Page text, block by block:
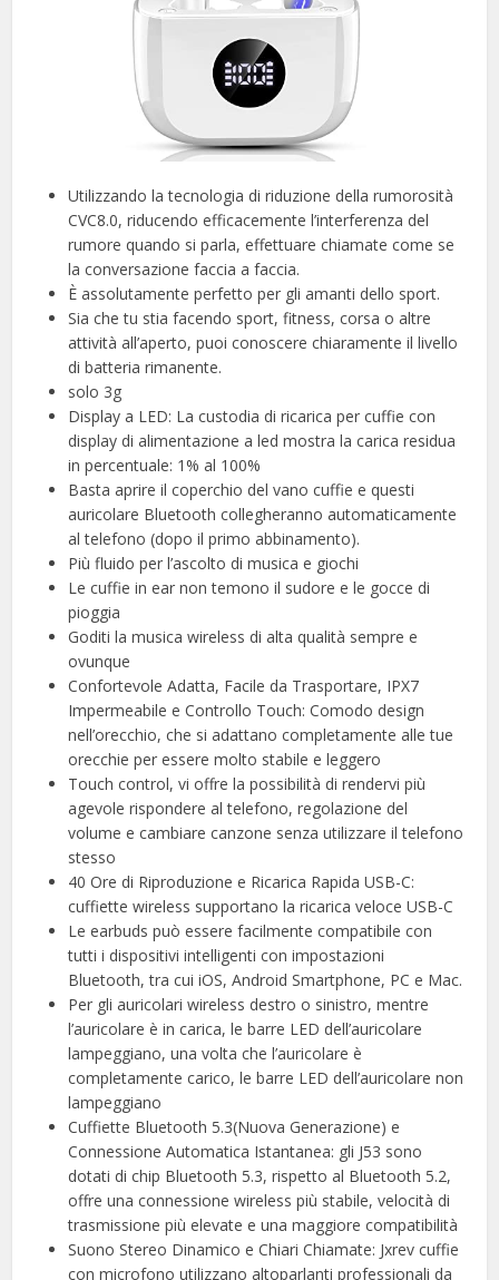
Utilizzando la tecnologia di riduzione della rumorosità
CVC8.0, riducendo efficacemente l’interferenza del
rumore quando si parla, effettuare chiamate come se
la conversazione faccia a faccia.
È assolutamente perfetto per gli amanti dello sport.
Sia che tu stia facendo sport, fitness, corsa o altre
attività all’aperto, puoi conoscere chiaramente il livello
di batteria rimanente.
solo 3g
Display a LED: La custodia di ricarica per cuffie con
display di alimentazione a led mostra la carica residua
in percentuale: 1% al 100%
Basta aprire il coperchio del vano cuffie e questi
auricolare Bluetooth ​collegheranno automaticamente
al telefono (dopo il primo abbinamento).
Più fluido per l’ascolto di musica e giochi
Le cuffie in ear non temono il sudore e le gocce di
pioggia
Goditi la musica wireless di alta qualità sempre e
ovunque
Confortevole Adatta, Facile da Trasportare, IPX7
Impermeabile e Controllo Touch: Comodo design
nell’orecchio, che si adattano completamente alle tue
orecchie per essere molto stabile e leggero
Touch control, vi offre la possibilità di rendervi più
agevole rispondere al telefono, regolazione del
volume e cambiare canzone senza utilizzare il telefono
stesso
40 Ore di Riproduzione e Ricarica Rapida USB-C:
cuffiette wireless supportano la ricarica veloce USB-C
Le earbuds può essere facilmente compatibile con
tutti i dispositivi intelligenti con impostazioni
Bluetooth, tra cui iOS, Android Smartphone, PC e Mac.
Per gli auricolari wireless destro o sinistro, mentre
l’auricolare è in carica, le barre LED dell’auricolare
lampeggiano, una volta che l’auricolare è
completamente carico, le barre LED dell’auricolare non
lampeggiano
Cuffiette Bluetooth 5.3(Nuova Generazione) e
Connessione Automatica Istantanea: gli J53 sono
dotati di chip Bluetooth 5.3, rispetto al Bluetooth 5.2,
offre una connessione wireless più stabile, velocità di
trasmissione più elevate e una maggiore compatibilità
Suono Stereo Dinamico e Chiari Chiamate: Jxrev cuffie
con microfono utilizzano altoparlanti professionali da